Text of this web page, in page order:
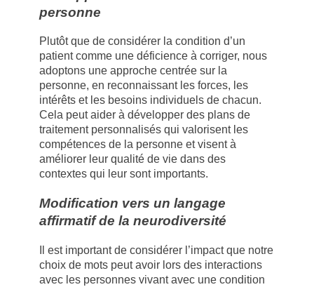
personne
Plutôt que de considérer la condition d’un
patient comme une déficience à corriger, nous
adoptons une approche centrée sur la
personne, en reconnaissant les forces, les
intérêts et les besoins individuels de chacun.
Cela peut aider à développer des plans de
traitement personnalisés qui valorisent les
compétences de la personne et visent à
améliorer leur qualité de vie dans des
contextes qui leur sont importants.
Modification vers un langage
affirmatif de la neurodiversité
Il est important de considérer l’impact que notre
choix de mots peut avoir lors des interactions
avec les personnes vivant avec une condition